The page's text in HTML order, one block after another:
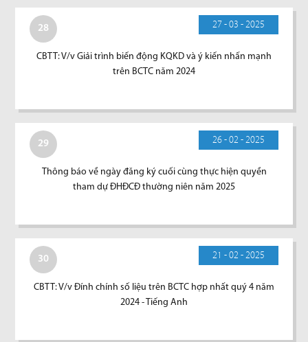
28 27 - 03 - 2025
CBTT: V/v Giải trình biến động KQKD và ý kiến nhấn mạnh
trên BCTC năm 2024
29 26 - 02 - 2025
Thông báo về ngày đăng ký cuối cùng thực hiện quyền
tham dự ĐHĐCĐ thường niên năm 2025
30 21 - 02 - 2025
CBTT: V/v Đính chính số liệu trên BCTC hợp nhất quý 4 năm
2024 - Tiếng Anh